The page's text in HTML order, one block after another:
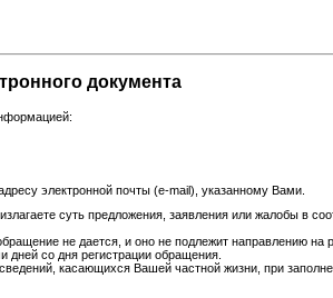
документа
электронной почты (e-mail), указанному Вами.
суть предложения, заявления или жалобы в
не дается, и оно не подлежит направлению на
со дня регистрации обращения.
касающихся Вашей частной жизни, при